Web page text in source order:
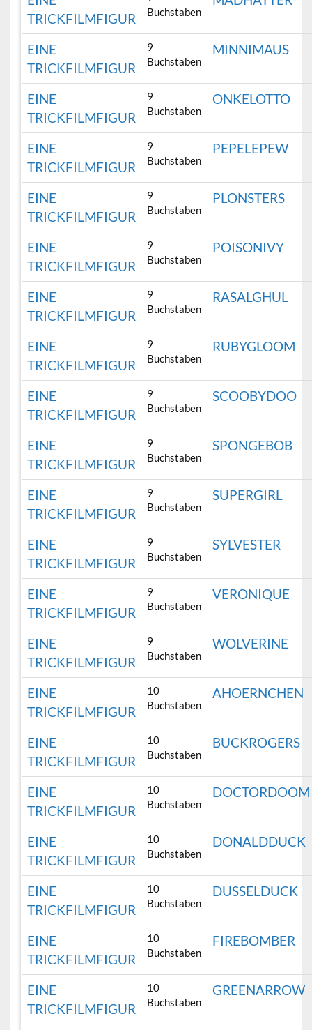
TRICKFILMFIGUR
Buchstaben
EINE
TRICKFILMFIGUR
9
Buchstaben
MINNIMAUS
EINE
TRICKFILMFIGUR
9
Buchstaben
ONKELOTTO
EINE
TRICKFILMFIGUR
9
Buchstaben
PEPELEPEW
EINE
TRICKFILMFIGUR
9
Buchstaben
PLONSTERS
EINE
TRICKFILMFIGUR
9
Buchstaben
POISONIVY
EINE
TRICKFILMFIGUR
9
Buchstaben
RASALGHUL
EINE
TRICKFILMFIGUR
9
Buchstaben
RUBYGLOOM
EINE
TRICKFILMFIGUR
9
Buchstaben
SCOOBYDOO
EINE
TRICKFILMFIGUR
9
Buchstaben
SPONGEBOB
EINE
TRICKFILMFIGUR
9
Buchstaben
SUPERGIRL
EINE
TRICKFILMFIGUR
9
Buchstaben
SYLVESTER
EINE
TRICKFILMFIGUR
9
Buchstaben
VERONIQUE
EINE
TRICKFILMFIGUR
9
Buchstaben
WOLVERINE
EINE
TRICKFILMFIGUR
10
Buchstaben
AHOERNCHEN
EINE
TRICKFILMFIGUR
10
Buchstaben
BUCKROGERS
EINE
TRICKFILMFIGUR
10
Buchstaben
DOCTORDOOM
EINE
TRICKFILMFIGUR
10
Buchstaben
DONALDDUCK
EINE
TRICKFILMFIGUR
10
Buchstaben
DUSSELDUCK
EINE
TRICKFILMFIGUR
10
Buchstaben
FIREBOMBER
EINE
TRICKFILMFIGUR
10
Buchstaben
GREENARROW